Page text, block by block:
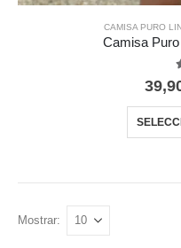
CAMISA PURO
Camisa
Mostrar: